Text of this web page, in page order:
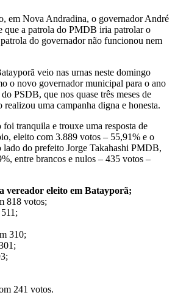
em Nova Andradina, o governador André
que a patrola do PMDB iria patrolar o
do governador não funcionou nem
veio nas urnas neste domingo
o novo governador municipal para o ano
PSDB, que nos quase três meses de
realizou uma campanha digna e honesta.
tranquila e trouxe uma resposta de
eleito com 3.889 votos – 55,91% e o
lado do prefeito Jorge Takahashi PMDB,
entre brancos e nulos – 435 votos –
vereador eleito em Batayporã;
818 votos;
310;
241 votos.